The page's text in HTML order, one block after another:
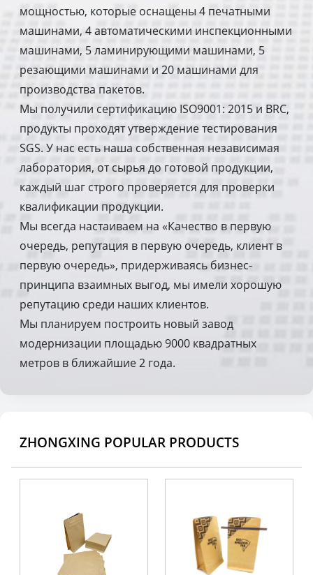
мощностью, которые оснащены 4 печатными
машинами, 4 автоматическими инспекционными
машинами, 5 ламинирующими машинами, 5
резающими машинами и 20 машинами для
производства пакетов.
Мы получили сертификацию ISO9001: 2015 и BRC,
продукты проходят утверждение тестирования
SGS. У нас есть наша собственная независимая
лаборатория, от сырья до готовой продукции,
каждый шаг строго проверяется для проверки
квалификации продукции.
Мы всегда настаиваем на «Качество в первую
очередь, репутация в первую очередь, клиент в
первую очередь», придерживаясь бизнес-
принципа взаимных выгод, мы имели хорошую
репутацию среди наших клиентов.
Мы планируем построить новый завод
модернизации площадью 9000 квадратных
метров в ближайшие 2 года.
ZHONGXING POPULAR PRODUCTS